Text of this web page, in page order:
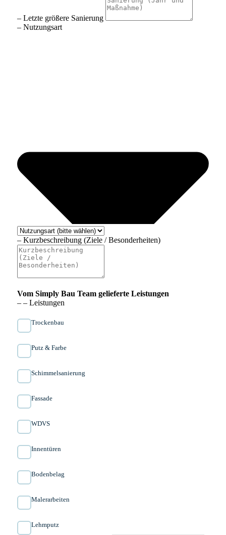
– Letzte größere Sanierung
– Nutzungsart
– Kurzbeschreibung (Ziele / Besonderheiten)
Vom Simply Bau Team gelieferte Leistungen
– – Leistungen
Trockenbau
Putz & Farbe
Schimmelsanierung
Fassade
WDVS
Innen­türen
Bodenbelag
Malerarbeiten
Lehmputz